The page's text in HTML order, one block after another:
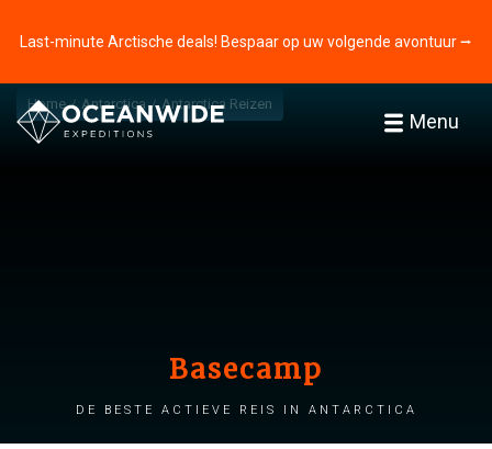
Last-minute Arctische deals! Bespaar op uw volgende avontuur ⭢
Menu
Home Antarctica Antarctica Reizen
Basecamp
De beste actieve reis in Antarctica